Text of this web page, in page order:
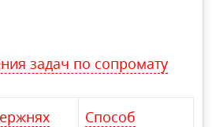
задач по сопромату
Способ